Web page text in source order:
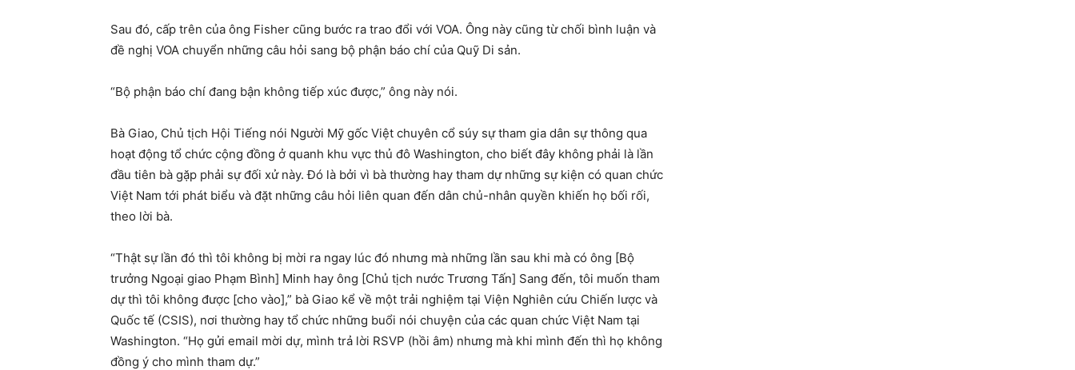
Sau đó, cấp trên của ông Fisher cũng bước ra trao đổi với VOA. Ông này cũng từ chối bình luận và
đề nghị VOA chuyển những câu hỏi sang bộ phận báo chí của Quỹ Di sản.
“Bộ phận báo chí đang bận không tiếp xúc được,” ông này nói.
Bà Giao, Chủ tịch Hội Tiếng nói Người Mỹ gốc Việt chuyên cổ súy sự tham gia dân sự thông qua
hoạt động tổ chức cộng đồng ở quanh khu vực thủ đô Washington, cho biết đây không phải là lần
đầu tiên bà gặp phải sự đối xử này. Đó là bởi vì bà thường hay tham dự những sự kiện có quan chức
Việt Nam tới phát biểu và đặt những câu hỏi liên quan đến dân chủ-nhân quyền khiến họ bối rối,
theo lời bà.
“Thật sự lần đó thì tôi không bị mời ra ngay lúc đó nhưng mà những lần sau khi mà có ông [Bộ
trưởng Ngoại giao Phạm Bình] Minh hay ông [Chủ tịch nước Trương Tấn] Sang đến, tôi muốn tham
dự thì tôi không được [cho vào],” bà Giao kể về một trải nghiệm tại Viện Nghiên cứu Chiến lược và
Quốc tế (CSIS), nơi thường hay tổ chức những buổi nói chuyện của các quan chức Việt Nam tại
Washington. “Họ gửi email mời dự, mình trả lời RSVP (hồi âm) nhưng mà khi mình đến thì họ không
đồng ý cho mình tham dự.”